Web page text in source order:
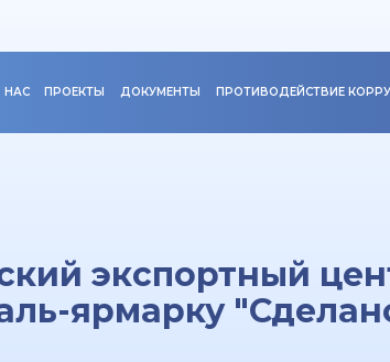
НАС ПРОЕКТЫ ДОКУМЕНТЫ ПРОТИВОДЕЙСТВИЕ
экспортный
ярмарку